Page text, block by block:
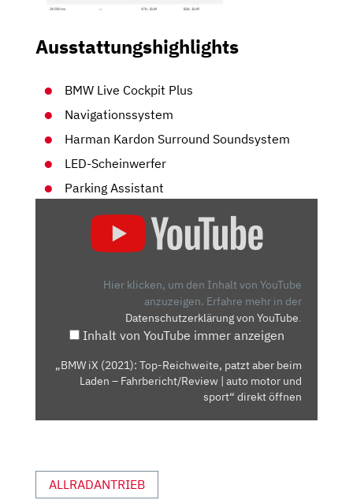
Ausstattungshighlights
BMW Live Cockpit Plus
Navigationssystem
Harman Kardon Surround Soundsystem
LED-Scheinwerfer
Parking Assistant
REICHWEITE,
LADEN
UND
SPORT“
Hier klicken, um den Inhalt von YouTube
anzuzeigen. Erfahre mehr in der
Datenschutzerklärung von YouTube.
Inhalt von YouTube immer anzeigen
„BMW iX (2021): Top-Reichweite, patzt aber beim
Laden – Fahrbericht/Review | auto motor und
sport“ direkt öffnen
ALLRADANTRIEB